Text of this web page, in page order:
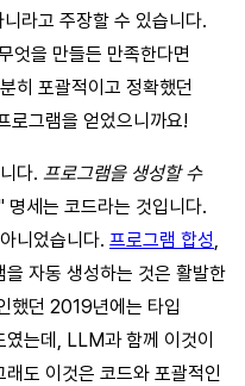
라고 주장할 수 있습니다.
엇을 만들든 만족한다면
히 포괄적이고 정확했던
로그램을 얻었으니까요!
다. 프로그램을 생성할 수
세는 코드라는 것입니다.
니었습니다. 프로그램 합성,
자동 생성하는 것은 활발한
했던 2019년에는 타입
는데, LLM과 함께 이것이
도 이것은 코드와 포괄적인